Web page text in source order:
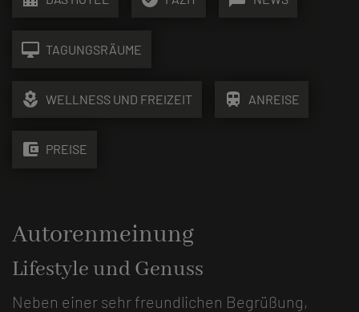
desktop_mac TAGUNGSRÄUME
local_florist WELLNESS UND FREIZEIT train ANREISE
account_balance_wallet PREISE
Autorenmeinung
Lifestyle und Genuss
Neben einer sehr freundlichen Begrüßung,